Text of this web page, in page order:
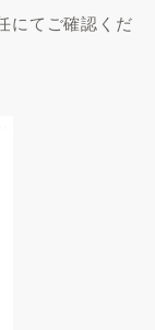
にてご確認くだ